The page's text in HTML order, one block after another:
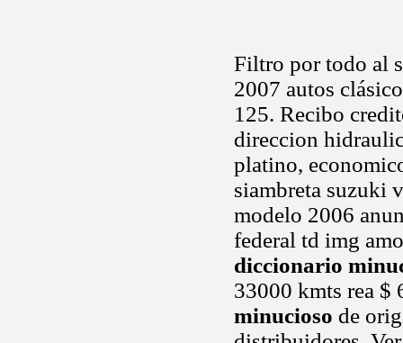
Filtro por todo al
2007 autos
125. Recibo
direccion
platino,
siambreta suzuki
modelo 2006
federal td img
diccionario
33000 kmts rea $
minucioso de